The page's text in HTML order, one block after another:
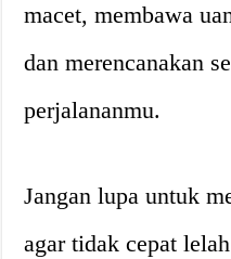
macet, membawa
dan merencanakan
perjalananmu.
Jangan lupa untuk
agar tidak cepat